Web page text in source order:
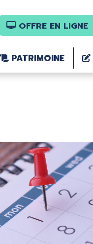
OFFRE EN LIGNE
PATRIMOINE